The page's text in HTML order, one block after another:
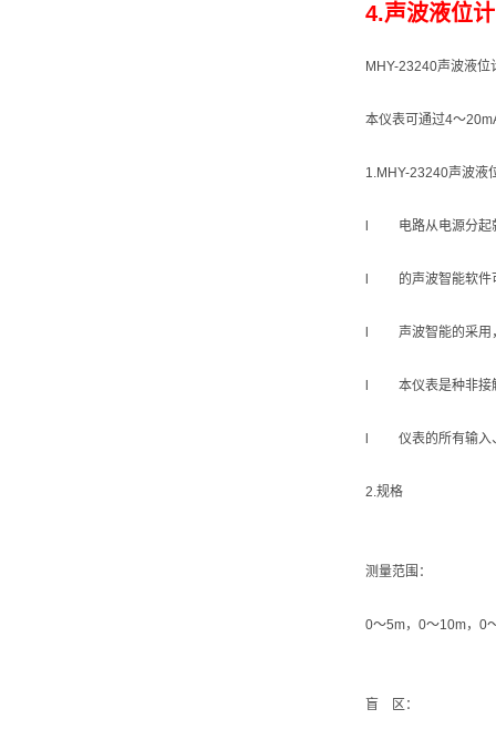
4.声波液位
MHY-23240声波液
本仪表可通过4～
1.MHY-23240声波液
l 电路从电源分起就
l 的声波智能软件可
l 声波智能的采用，
l 本仪表是种非接触
l 仪表的所有输入
2.规格
测量范围：
0～5m，0～10m，0
盲 区：